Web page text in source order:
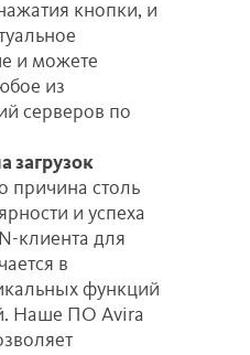
кнопки, и
и можете
из
серверов по
загрузок
причина столь
и успеха
клиента для
в
функций
Наше ПО Avira